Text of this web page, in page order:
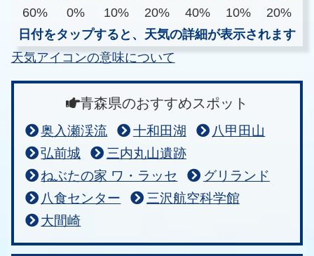
60%
0% 10% 20% 40% 10%
20%
日付をタップすると、天気の詳細が表示されます
天気アイコンの意味について
青森県のおすすめスポット
奥入瀬渓流 十和田湖
八甲田山
弘前城
三内丸山遺跡
ねぶたの家 ワ・ラッセ
グリランド
八食センター
三沢航空科学館
大間崎